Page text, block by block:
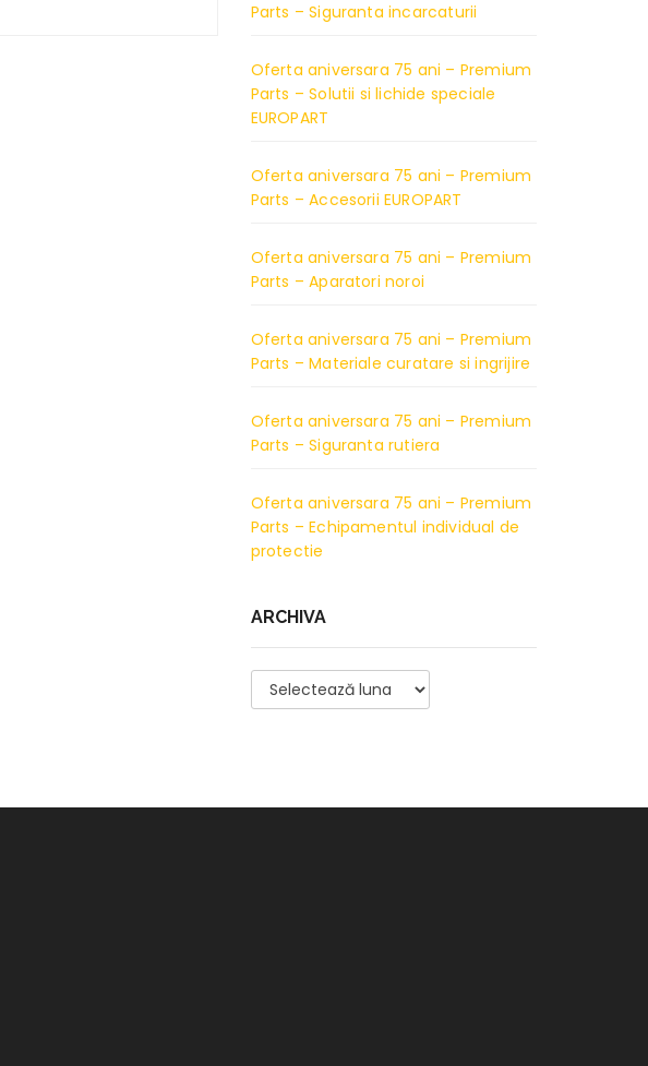
Parts – Siguranta incarcaturii
Oferta aniversara 75 ani – Premium
Parts – Solutii si lichide speciale
EUROPART
Oferta aniversara 75 ani – Premium
Parts – Accesorii EUROPART
Oferta aniversara 75 ani – Premium
Parts – Aparatori noroi
Oferta aniversara 75 ani – Premium
Parts – Materiale curatare si ingrijire
Oferta aniversara 75 ani – Premium
Parts – Siguranta rutiera
Oferta aniversara 75 ani – Premium
Parts – Echipamentul individual de
protectie
ARCHIVA
Archiva